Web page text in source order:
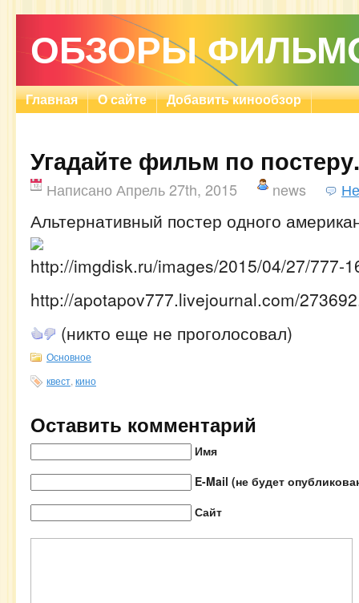
ОБЗОРЫ
Главная О сайте Добавить кинообзор
Угадайте фильм по постеру.
Написано Апрель 27th, 2015 news
Альтернативный постер одного
http://imgdisk.ru/images/2015/04/27/777-
http://apotapov777.livejournal.com/
(никто еще не проголосовал)
Основное
квест кино
Оставить комментарий
Имя
E-Mail (не будет
Сайт